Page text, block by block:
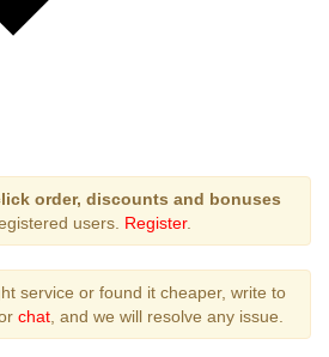
order, discounts and bonuses
users. Register.
service or found it cheaper, write to
chat , and we will resolve any issue.